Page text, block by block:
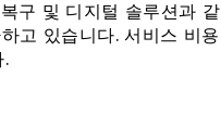
구 및 디지털 솔루션과 같
고 있습니다. 서비스 비용
.